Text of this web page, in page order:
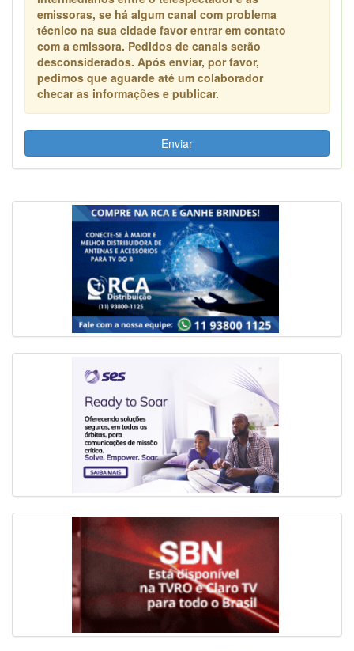
emissoras, se há algum canal com problema
técnico na sua cidade favor entrar em contato
com a emissora. Pedidos de canais serão
desconsiderados. Após enviar, por favor,
pedimos que aguarde até um colaborador
checar as informações e publicar.
Enviar